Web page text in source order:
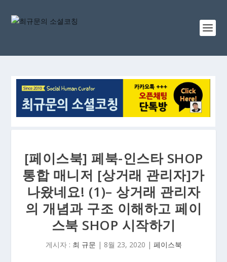
[페이스북] 페북-인스타 SHOP
통합 매니저 [상거래 관리자]가
나왔네요! (1)– 상거래 관리자
의 개념과 구조 이해하고 페이
스북 SHOP 시작하기
게시자 : 최 규문 | 8월 23, 2020 | 페이스북